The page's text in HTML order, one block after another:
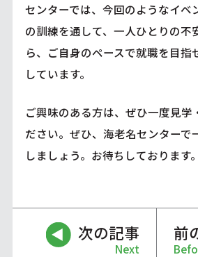
センターでは、今回のようなイベ
の訓練を通して、一人ひとりの不
ら、ご自身のペースで就職を目指
しています。
ご興味のある方は、ぜひ一度見学
ださい。ぜひ、海老名センターで
しましょう。お待ちしております。
次の記事
Next
前